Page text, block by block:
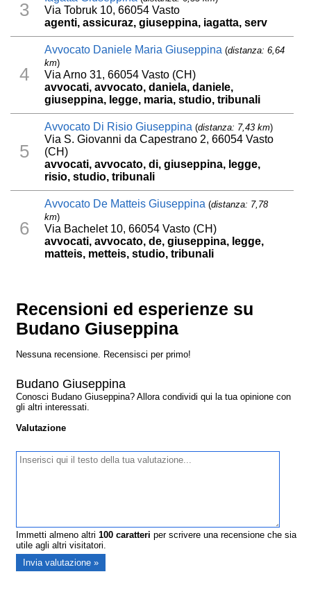
3
Via Tobruk 10, 66054 Vasto
agenti, assicuraz, giuseppina, iagatta, serv
4
Avvocato Daniele Maria Giuseppina (distanza: 6,64
km)
Via Arno 31, 66054 Vasto (CH)
avvocati, avvocato, daniela, daniele,
giuseppina, legge, maria, studio, tribunali
5
Avvocato Di Risio Giuseppina (distanza: 7,43 km)
Via S. Giovanni da Capestrano 2, 66054 Vasto
(CH)
avvocati, avvocato, di, giuseppina, legge,
risio, studio, tribunali
6
Avvocato De Matteis Giuseppina (distanza: 7,78
km)
Via Bachelet 10, 66054 Vasto (CH)
avvocati, avvocato, de, giuseppina, legge,
matteis, metteis, studio, tribunali
Recensioni ed esperienze su
Budano Giuseppina
Nessuna recensione. Recensisci per primo!
Budano Giuseppina
Conosci Budano Giuseppina? Allora condividi qui la tua opinione con
gli altri interessati.
Valutazione
Immetti almeno altri100 caratteri per scrivere una recensione che sia
utile agli altri visitatori.